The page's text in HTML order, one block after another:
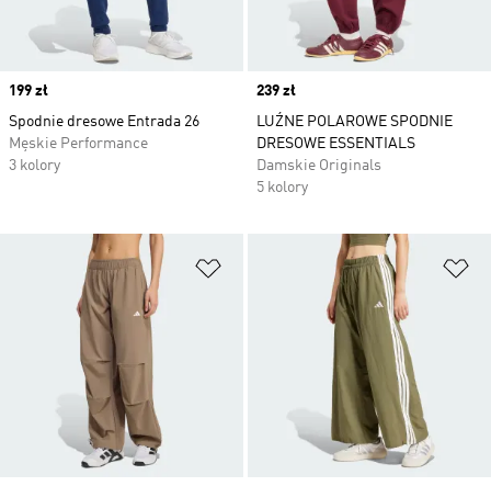
Price
199 zł
Spodnie dresowe Entrada 26
Męskie Performance
3 kolory
Price
239 zł
LUŹNE POLAROWE SPODNIE
DRESOWE ESSENTIALS
Damskie Originals
5 kolory
Dodaj do listy życzeń